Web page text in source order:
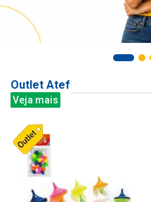
Outlet Atef
Veja mais